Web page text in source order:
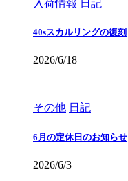
入荷情報 日記
40sスカルリングの復刻
2026/6/18
その他 日記
6月の定休日のお知らせ
2026/6/3